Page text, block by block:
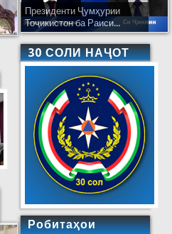
Президенти Ҷумҳурии
Тоҷикистон ба Раиси...
30 СОЛИ НАҶОТ
Робитаҳои